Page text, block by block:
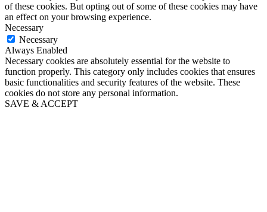
of these cookies. But opting out of some of these cookies may have
an effect on your browsing experience.
Necessary
Necessary
Always Enabled
Necessary cookies are absolutely essential for the website to
function properly. This category only includes cookies that ensures
basic functionalities and security features of the website. These
cookies do not store any personal information.
SAVE & ACCEPT